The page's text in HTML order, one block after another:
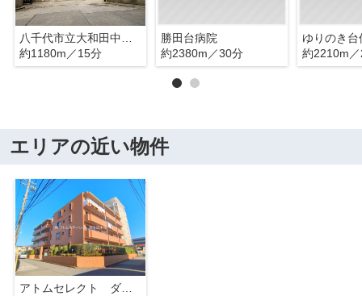
約1180m／15分
勝田台病院
約2380m／30分
ゆりのき台
約2210m
エリアの近い物件
アトムセレクト ダイアパレス勝田台南203号室